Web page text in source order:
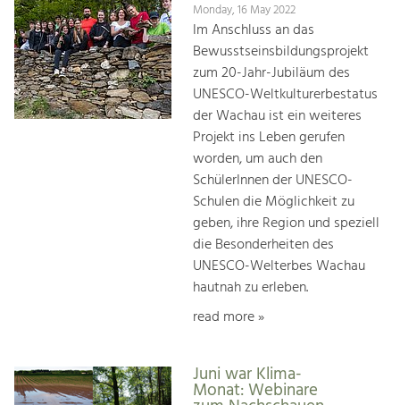
Monday, 16 May 2022
Im Anschluss an das
Bewusstseinsbildungsprojekt
zum 20-Jahr-Jubiläum des
UNESCO-Weltkulturerbestatus
der Wachau ist ein weiteres
Projekt ins Leben gerufen
worden, um auch den
SchülerInnen der UNESCO-
Schulen die Möglichkeit zu
geben, ihre Region und speziell
die Besonderheiten des
UNESCO-Welterbes Wachau
hautnah zu erleben.
read more »
Juni war Klima-
Monat: Webinare